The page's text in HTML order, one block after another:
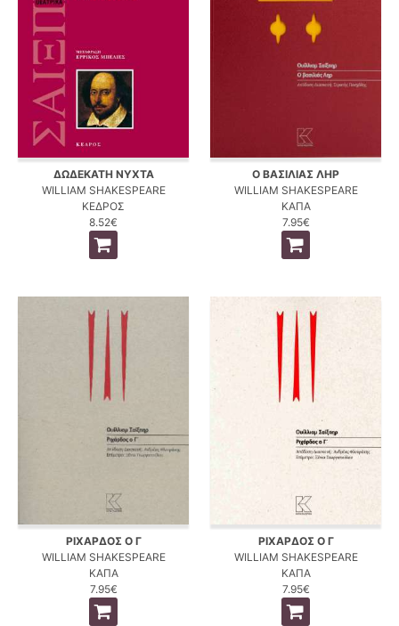
ΔΩΔΕΚΑΤΗ ΝΥΧΤΑ
WILLIAM SHAKESPEARE
ΚΕΔΡΟΣ
8.52€
Ο ΒΑΣΙΛΙΑΣ ΛΗΡ
WILLIAM SHAKESPEARE
ΚΑΠΑ
7.95€
ΡΙΧΑΡΔΟΣ Ο Γ
WILLIAM SHAKESPEARE
ΚΑΠΑ
7.95€
ΡΙΧΑΡΔΟΣ Ο Γ
WILLIAM SHAKESPEARE
ΚΑΠΑ
7.95€